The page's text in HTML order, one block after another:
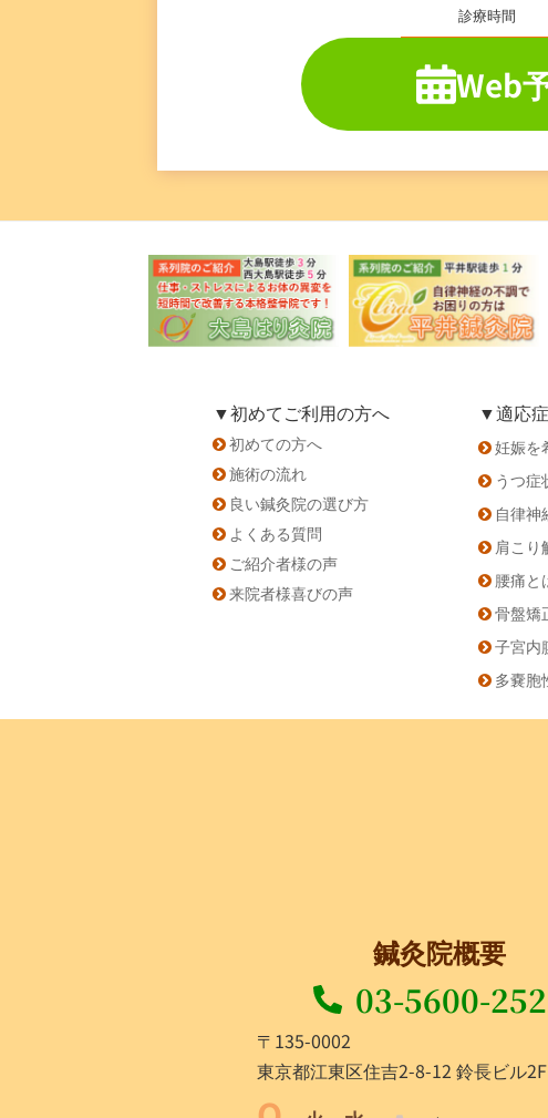
診療時間
Web
▼初めてご利用の方へ
初めての方へ
施術の流れ
良い鍼灸院の選び方
よくある質問
ご紹介者様の声
来院者様喜びの声
▼適応
妊娠を
うつ症
自律神
肩こり
腰痛と
骨盤矯
子宮内
多嚢胞
鍼灸院概要
03-5600-
〒135-0002
東京都江東区住吉2-8-12 鈴長ビル2F